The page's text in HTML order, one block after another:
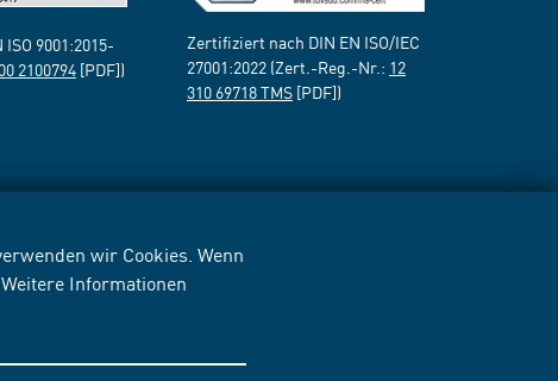
wir Cookies. Wenn
Informationen
9001:2015-
2100794[PDF])
Zertifiziert nach DIN EN ISO/IEC
27001:2022 (Zert.-Reg.-Nr.: 12
310 69718 TMS [PDF])